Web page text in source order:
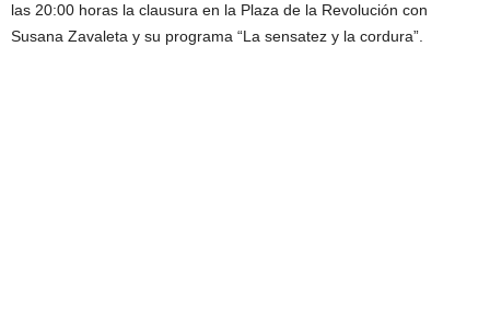
las 20:00 horas la clausura en la Plaza de la Revolución con
Susana Zavaleta y su programa “La sensatez y la cordura”.